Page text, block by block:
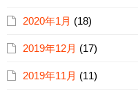
2020年1月 (18)
2019年12月 (17)
2019年11月 (11)